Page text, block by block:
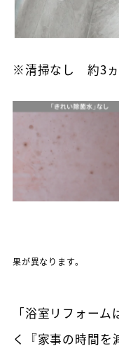
※清掃なし 約3ヵ
※いずれも使
果が異なります。
「浴室リフォー
く『家事の時間を